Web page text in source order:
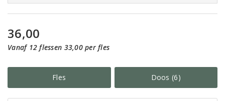
36,00
Vanaf 12 flessen 33,00 per fles
Fles Doos (6)